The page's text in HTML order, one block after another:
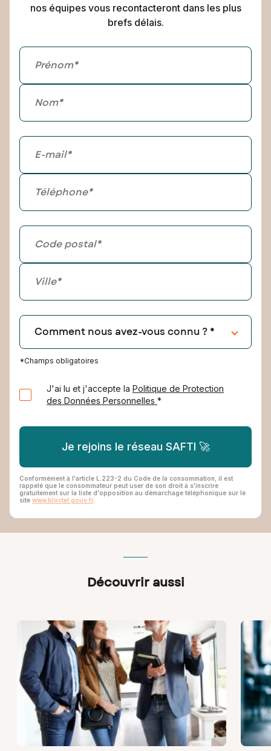
nos équipes vous recontacteront dans les plus
brefs délais.
*Champs obligatoires
J'ai lu et j'accepte la Politique de Protection
des Données Personnelles *
Je rejoins le réseau SAFTI 🚀
Conformément à l'article L.223-2 du Code de la consommation, il est
rappelé que le consommateur peut user de son droit à s'inscrire
gratuitement sur la liste d'opposition au démarchage téléphonique sur le
site www.bloctel.gouv.fr.
Découvrir aussi